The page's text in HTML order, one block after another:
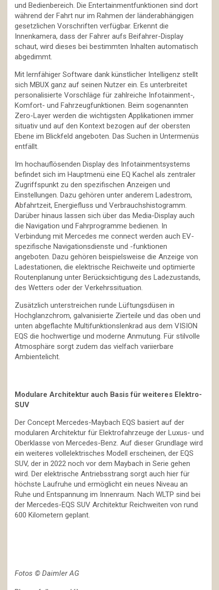
und Bedienbereich. Die Entertainmentfunktionen sind dort
während der Fahrt nur im Rahmen der länderabhängigen
gesetzlichen Vorschriften verfügbar. Erkennt die
Innenkamera, dass der Fahrer aufs Beifahrer-Display
schaut, wird dieses bei bestimmten Inhalten automatisch
abgedimmt.
Mit lernfähiger Software dank künstlicher Intelligenz stellt
sich MBUX ganz auf seinen Nutzer ein. Es unterbreitet
personalisierte Vorschläge für zahlreiche Infotainment-,
Komfort- und Fahrzeugfunktionen. Beim sogenannten
Zero-Layer werden die wichtigsten Applikationen immer
situativ und auf den Kontext bezogen auf der obersten
Ebene im Blickfeld angeboten. Das Suchen in Untermenüs
entfällt.
Im hochauflösenden Display des Infotainmentsystems
befindet sich im Hauptmenü eine EQ Kachel als zentraler
Zugriffspunkt zu den spezifischen Anzeigen und
Einstellungen. Dazu gehören unter anderem Ladestrom,
Abfahrtzeit, Energiefluss und Verbrauchshistogramm.
Darüber hinaus lassen sich über das Media-Display auch
die Navigation und Fahrprogramme bedienen. In
Verbindung mit Mercedes me connect werden auch EV-
spezifische Navigationsdienste und -funktionen
angeboten. Dazu gehören beispielsweise die Anzeige von
Ladestationen, die elektrische Reichweite und optimierte
Routenplanung unter Berücksichtigung des Ladezustands,
des Wetters oder der Verkehrssituation.
Zusätzlich unterstreichen runde Lüftungsdüsen in
Hochglanzchrom, galvanisierte Zierteile und das oben und
unten abgeflachte Multifunktionslenkrad aus dem VISION
EQS die hochwertige und moderne Anmutung. Für stilvolle
Atmosphäre sorgt zudem das vielfach variierbare
Ambientelicht.
Modulare Architektur auch Basis für weiteres Elektro-
SUV
Der Concept Mercedes-Maybach EQS basiert auf der
modularen Architektur für Elektrofahrzeuge der Luxus- und
Oberklasse von Mercedes-Benz. Auf dieser Grundlage wird
ein weiteres vollelektrisches Modell erscheinen, der EQS
SUV, der in 2022 noch vor dem Maybach in Serie gehen
wird. Der elektrische Antriebsstrang sorgt auch hier für
höchste Laufruhe und ermöglicht ein neues Niveau an
Ruhe und Entspannung im Innenraum. Nach WLTP sind bei
der Mercedes-EQS SUV Architektur Reichweiten von rund
600 Kilometern geplant.
Fotos © Daimler AG